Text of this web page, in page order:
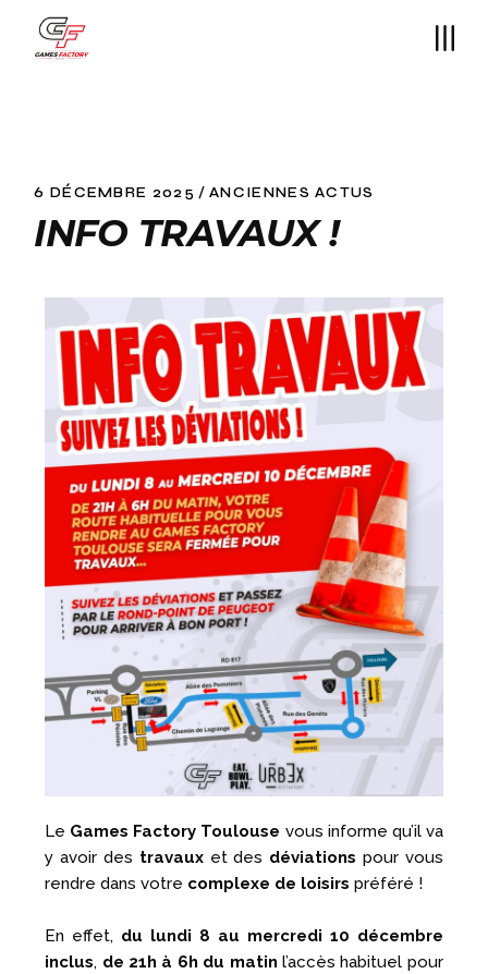
6 DÉCEMBRE 2025 ANCIENNES ACTUS
INFO TRAVAUX !
Le Games Factory Toulouse vous informe qu’il va
y avoir des travauxet des déviations pour vous
rendre dans votre complexe de loisirs préféré !
En effet, du lundi 8 au mercredi 10 décembre
inclus, de 21h à 6h du matin l’accès habituel pour